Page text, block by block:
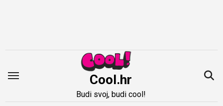
Cool.hr
Budi svoj, budi cool!